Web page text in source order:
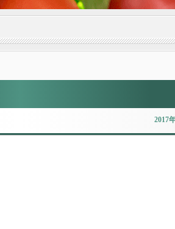
2017